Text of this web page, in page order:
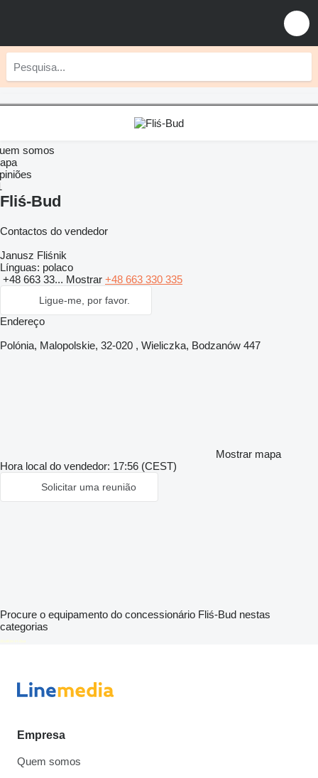
somos
Fliś-Bud
Contactos do vendedor
Janusz Fliśnik
Línguas: polaco
+48 663 33... Mostrar +48 663 330 335
Ligue-me, por favor.
Endereço
Polónia, Malopolskie, 32-020 , Wieliczka, Bodzanów 447
Mostrar mapa
Hora local do vendedor: 17:56 (CEST)
Solicitar uma reunião
Procure o equipamento do concessionário Fliś-Bud nestas
categorias
disallow-in-dsa
Empresa
Quem somos